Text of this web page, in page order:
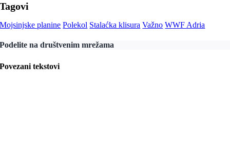
Tagovi
Mojsinjske planine Polekol Stalaćka klisura Važno WWF Adria
Podelite na društvenim mrežama
Povezani tekstovi